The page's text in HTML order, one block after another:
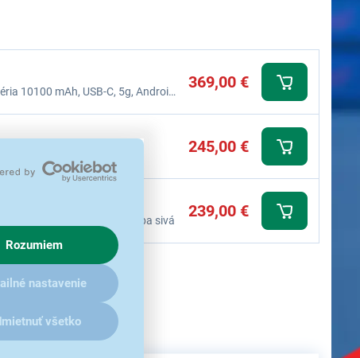
Rozumiem
nastavenie
všetko
10100 mAh, USB-C, 5g, Android
369,00 €
10100 mAh, USB-C,
245,00 €
Fi/Bluetooth, Android, farba sivá
239,00 €